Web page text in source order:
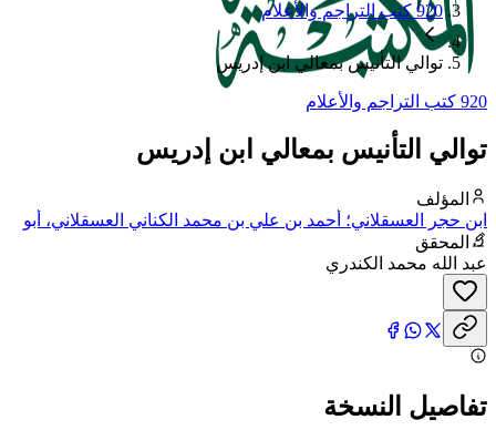
920 كتب التراجم والأعلام
توالي التأنيس بمعالي ابن إدريس
920 كتب التراجم والأعلام
توالي التأنيس بمعالي ابن إدريس
المؤلف
ابن حجر العسقلاني؛ أحمد بن علي بن محمد الكناني العسقلاني، أبو
الفضل، شهاب الدين، ابن حجر
المحقق
عبد الله محمد الكندري
تفاصيل النسخة